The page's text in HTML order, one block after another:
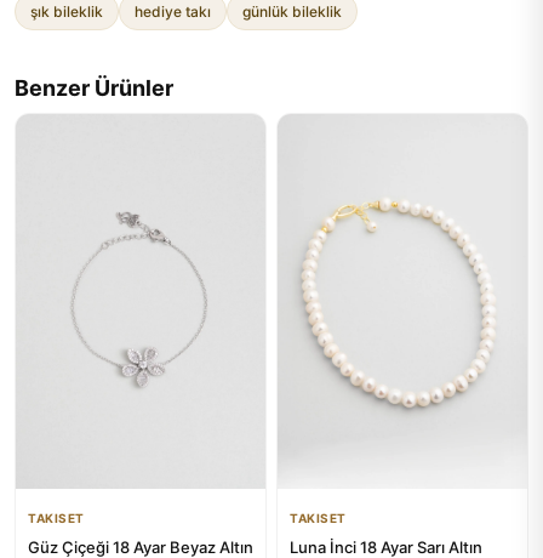
şık bileklik hediye takı günlük bileklik
Benzer Ürünler
TAKISET
Güz Çiçeği 18 Ayar Beyaz Altın
TAKISET
Luna İnci 18 Ayar Sarı Altın